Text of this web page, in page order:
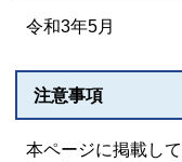
令和3年5月
注意事項
本ページに掲載し